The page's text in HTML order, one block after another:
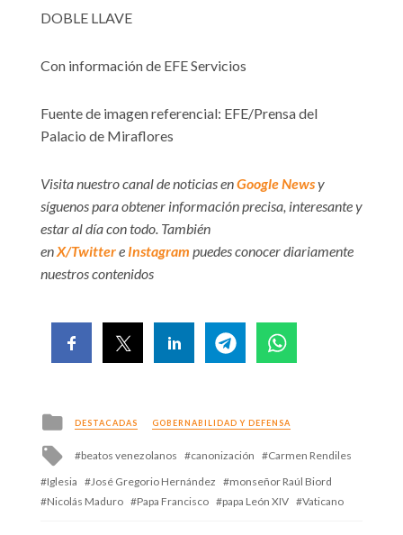
DOBLE LLAVE
Con información de EFE Servicios
Fuente de imagen referencial: EFE/Prensa del
Palacio de Miraflores
Visita nuestro canal de noticias enGoogle Newsy
síguenos para obtener información precisa, interesante y
estar al día con todo. También
enX/Twittere Instagram puedes conocer diariamente
nuestros contenidos
Posted
in
DESTACADAS GOBERNABILIDAD Y DEFENSA
Tagged
beatos venezolanos canonización
Carmen Rendiles
Iglesia
José Gregorio Hernández
monseñor Raúl Biord
Nicolás Maduro
Papa Francisco papa León XIV Vaticano